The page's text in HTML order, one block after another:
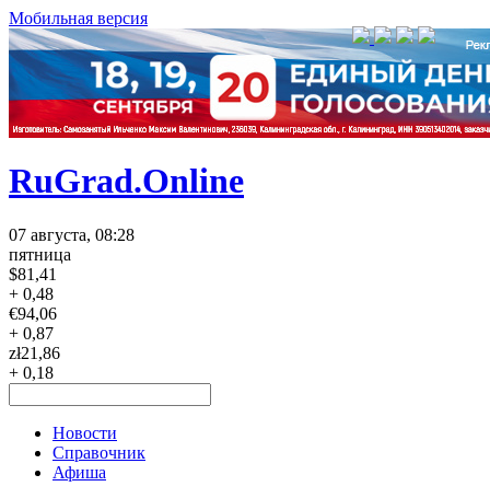
Мобильная версия
RuGrad.Online
07 августа, 08:28
пятница
$81,41
+ 0,48
€94,06
+ 0,87
zł21,86
+ 0,18
Новости
Справочник
Афиша